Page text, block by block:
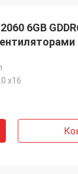
6GB
x16